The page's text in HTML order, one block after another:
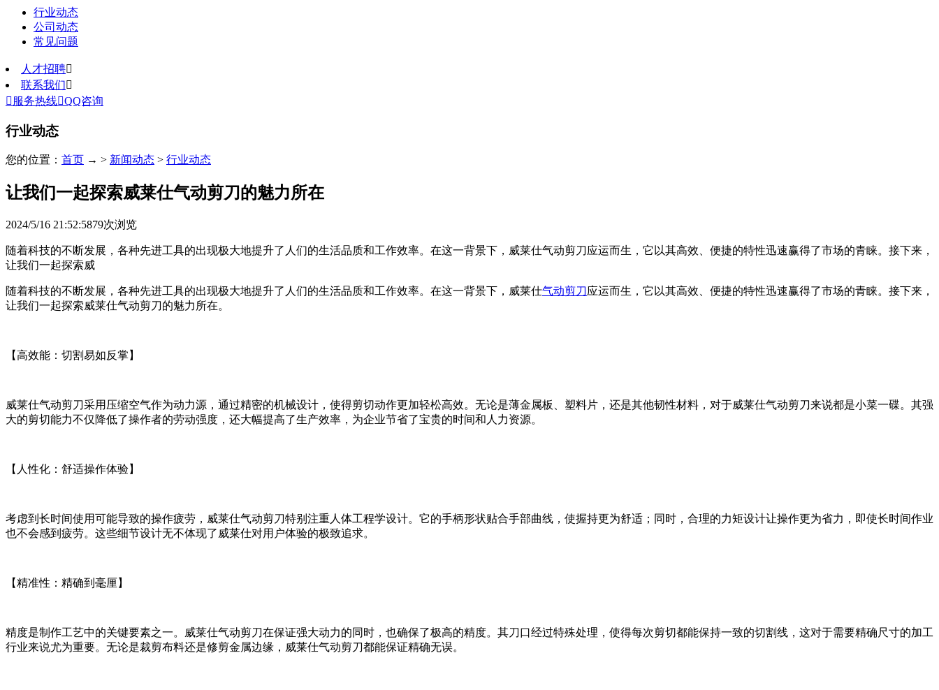
行业动态
公司动态
常见问题
人才招聘
联系我们
 服务热线QQ咨询
行业动态
您的位置： 首页 → > 新闻动态 > 行业动态
让我们一起探索威莱仕气动剪刀的魅力所在
2024/5/16 21:52:5879次浏览
随着科技的不断发展，各种先进工具的出现极大地提升了人们的生活品质和工作效率。在这一背景下，威莱仕气动剪刀应运而生，它以其高效、便捷的特性迅速赢得了市场的青睐。接下来，
让我们一起探索威
随着科技的不断发展，各种先进工具的出现极大地提升了人们的生活品质和工作效率。在这一背景下，威莱仕气动剪刀应运而生，它以其高效、便捷的特性迅速赢得了市场的青睐。接下来，
让我们一起探索威莱仕气动剪刀的魅力所在。
【高效能：切割易如反掌】
威莱仕气动剪刀采用压缩空气作为动力源，通过精密的机械设计，使得剪切动作更加轻松高效。无论是薄金属板、塑料片，还是其他韧性材料，对于威莱仕气动剪刀来说都是小菜一碟。其强
大的剪切能力不仅降低了操作者的劳动强度，还大幅提高了生产效率，为企业节省了宝贵的时间和人力资源。
【人性化：舒适操作体验】
考虑到长时间使用可能导致的操作疲劳，威莱仕气动剪刀特别注重人体工程学设计。它的手柄形状贴合手部曲线，使握持更为舒适；同时，合理的力矩设计让操作更为省力，即使长时间作业
也不会感到疲劳。这些细节设计无不体现了威莱仕对用户体验的极致追求。
【精准性：精确到毫厘】
精度是制作工艺中的关键要素之一。威莱仕气动剪刀在保证强大动力的同时，也确保了极高的精度。其刀口经过特殊处理，使得每次剪切都能保持一致的切割线，这对于需要精确尺寸的加工
行业来说尤为重要。无论是裁剪布料还是修剪金属边缘，威莱仕气动剪刀都能保证精确无误。